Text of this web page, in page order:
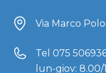
Via Marco
Tel 075
lun-giov: 8.00/